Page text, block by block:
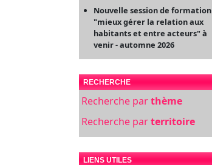
Nouvelle session de formation
"mieux gérer la relation aux
habitants et entre acteurs" à
venir - automne 2026
RECHERCHE
Recherche parthème
Recherche parterritoire
LIENS UTILES